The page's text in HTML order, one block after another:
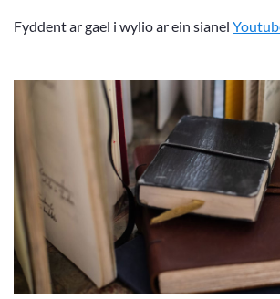
Fyddent ar gael i wylio ar ein sianel